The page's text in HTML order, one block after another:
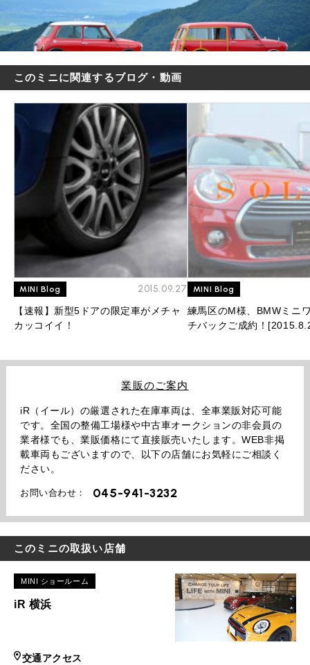
このミニに関連するブログ・動画
MINI Blog 2015.09.27
【速報】新型5ドアの限定車がメチャ
カッコイイ！
MINI Blog
練馬区のM様、BMWミニ
チバックご成約！
業販のご案内
iR（イール）の厳選された在庫車両は、全車業販対応可能
です。全国の整備工場様や中古車オークションの非会員の
業者様でも、業販価格にて直接販売いたします。WEB非掲
載車両もございますので、以下の店舗にお気軽にご相談く
ださい。
お問い合わせ： 045-941-3232
このミニの取扱い店舗
MINI ショールーム
iR 横浜
交通アクセス